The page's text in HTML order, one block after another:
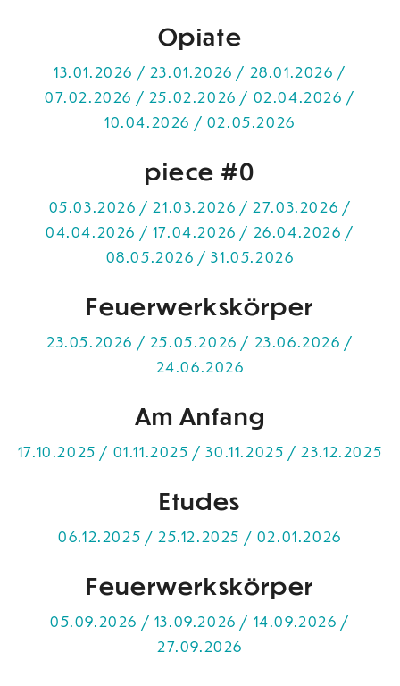
Opiate
13.01.2026 / 23.01.2026 / 28.01.2026 /
07.02.2026 / 25.02.2026 / 02.04.2026 /
10.04.2026 / 02.05.2026
piece #0
05.03.2026 / 21.03.2026 / 27.03.2026 /
04.04.2026 / 17.04.2026 / 26.04.2026 /
08.05.2026 / 31.05.2026
Feuerwerkskörper
23.05.2026 / 25.05.2026 / 23.06.2026 /
24.06.2026
Am Anfang
17.10.2025 / 01.11.2025 / 30.11.2025 / 23.12.2025
Etudes
06.12.2025 / 25.12.2025 / 02.01.2026
Feuerwerkskörper
05.09.2026 / 13.09.2026 / 14.09.2026 /
27.09.2026